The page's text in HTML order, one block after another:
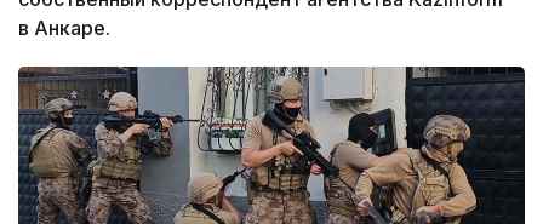
в Анкаре.